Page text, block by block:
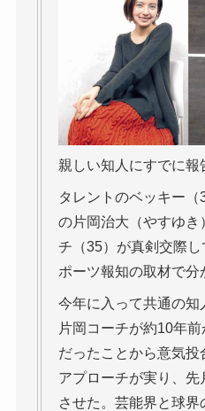
親しい知人にすでに報
タレントのベッキー（
の片岡治大（やすゆき
チ（35）が真剣交際
ポーツ報知の取材で分
今年に入って共通の知
片岡コーチが約10年
だったことから意気
アプローチが実り、先
させた。芸能界と球